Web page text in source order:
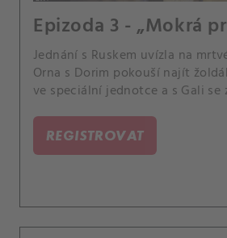
Epizoda 3 - „Mokrá
Jednání s Ruskem uvízla na
Orna s Dorim pokouší najít
ve speciální jednotce a s Gali se
REGISTROVAT